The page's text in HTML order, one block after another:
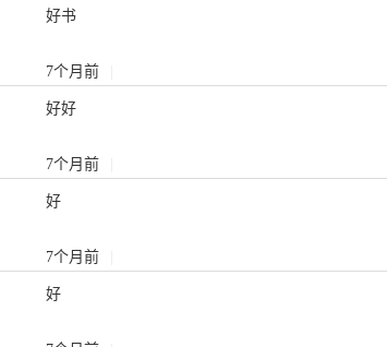
好书
7个月前
好好
7个月前
好
7个月前
好